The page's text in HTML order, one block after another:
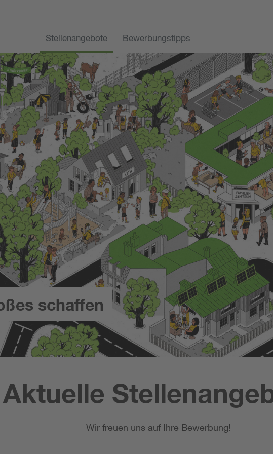
Stellenangebote Bewerbungstipps
schaffen
Aktuelle
Wir freuen uns auf Ihre Bewerbung!